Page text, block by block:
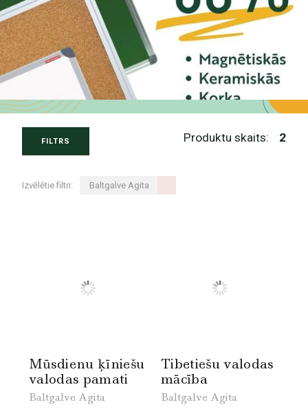
FILTRS Produktu skaits: 2
Izvēlētie filtri: Baltgalve Agita
Mūsdienu ķīniešu
valodas pamati
Baltgalve Agita
Tibetiešu valodas
mācība
Baltgalve Agita